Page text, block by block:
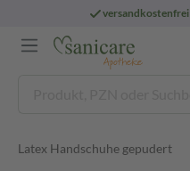
versandkostenfrei
Latex Handschuhe gepudert